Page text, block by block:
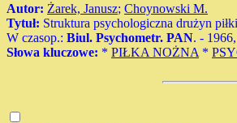
Autor: Żarek, Janusz; Choynowski M.
Tytuł: Struktura psychologiczna drużyn
W czasop.: Biul. Psychometr. PAN. -
Słowa kluczowe: * PIŁKA NOŻNA *